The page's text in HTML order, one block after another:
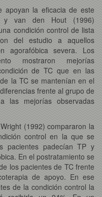
apoyan la eficacia de este
y van den Hout (1996)
condición control de lista
del estudio a aquellos
agorafóbica severa. Los
mostraron mejorías
de TC que en las
la TC se mantenían en el
frente al grupo de
las mejorías observadas
(1992) compararon la
control en la que se
pacientes padecían TP y
En el postratamiento se
los pacientes de TC frente
de apoyo. En ese
de la condición control la